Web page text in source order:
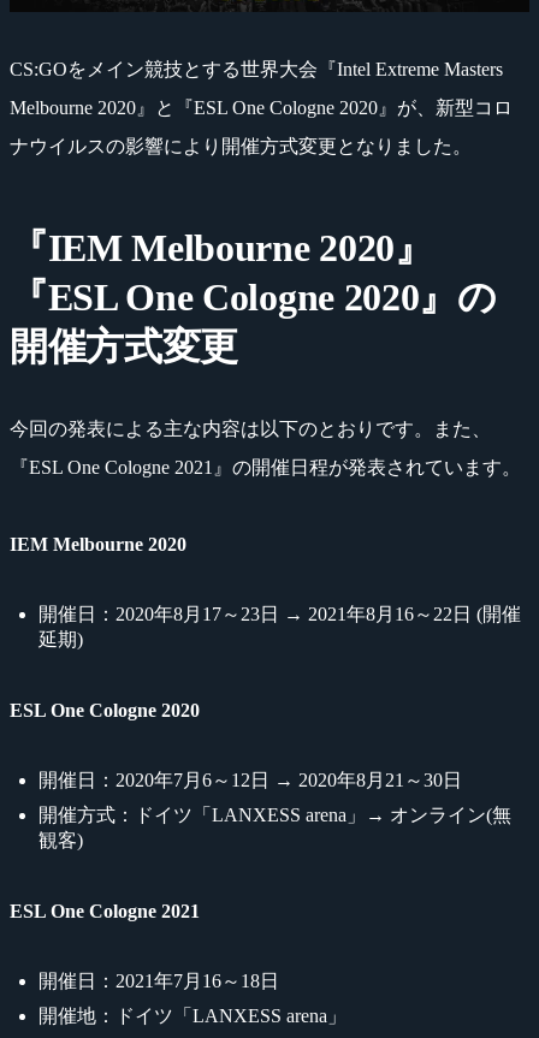
CS:GOをメイン競技とする世界大会『Intel Extreme Masters
Melbourne 2020』と『ESL One Cologne 2020』が、新型コロ
ナウイルスの影響により開催方式変更となりました。
『IEM Melbourne 2020』
『ESL One Cologne 2020』の
開催方式変更
今回の発表による主な内容は以下のとおりです。また、
『ESL One Cologne 2021』の開催日程が発表されています。
IEM Melbourne 2020
開催日：2020年8月17～23日 → 2021年8月16～22日 (開催
延期)
ESL One Cologne 2020
開催日：2020年7月6～12日 → 2020年8月21～30日
開催方式：ドイツ「LANXESS arena」→ オンライン(無
観客)
ESL One Cologne 2021
開催日：2021年7月16～18日
開催地：ドイツ「LANXESS arena」